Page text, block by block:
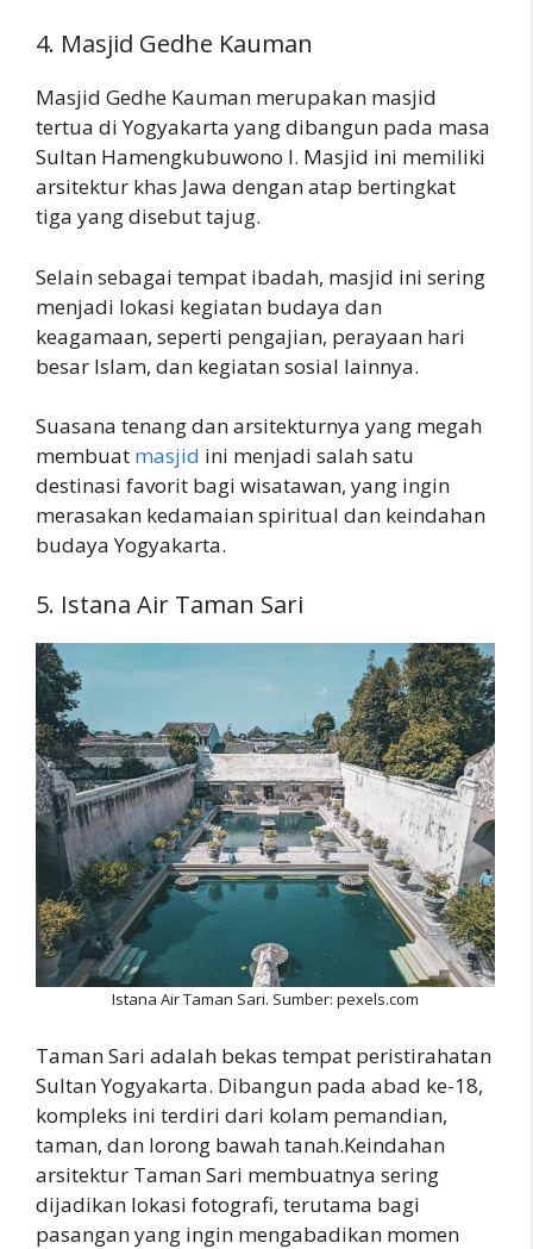
4. Masjid Gedhe Kauman
Masjid Gedhe Kauman merupakan masjid
tertua di Yogyakarta yang dibangun pada masa
Sultan Hamengkubuwono I. Masjid ini memiliki
arsitektur khas Jawa dengan atap bertingkat
tiga yang disebut tajug.
Selain sebagai tempat ibadah, masjid ini sering
menjadi lokasi kegiatan budaya dan
keagamaan, seperti pengajian, perayaan hari
besar Islam, dan kegiatan sosial lainnya.
Suasana tenang dan arsitekturnya yang megah
membuat masjid ini menjadi salah satu
destinasi favorit bagi wisatawan, yang ingin
merasakan kedamaian spiritual dan keindahan
budaya Yogyakarta.
5. Istana Air Taman Sari
Istana Air Taman Sari. Sumber: pexels.com
Taman Sari adalah bekas tempat peristirahatan
Sultan Yogyakarta. Dibangun pada abad ke-18,
kompleks ini terdiri dari kolam pemandian,
taman, dan lorong bawah tanah.Keindahan
arsitektur Taman Sari membuatnya sering
dijadikan lokasi fotografi, terutama bagi
pasangan yang ingin mengabadikan momen